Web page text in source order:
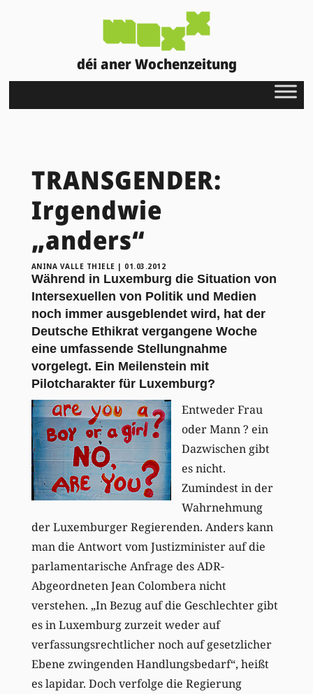
déi aner Wochenzeitung
TRANSGENDER:
Irgendwie
„anders“
ANINA VALLE THIELE | 01.03.2012
Während in Luxemburg die Situation von
Intersexuellen von Politik und Medien
noch immer ausgeblendet wird, hat der
Deutsche Ethikrat vergangene Woche
eine umfassende Stellungnahme
vorgelegt. Ein Meilenstein mit
Pilotcharakter für Luxemburg?
Entweder Frau
oder Mann ? ein
Dazwischen gibt
es nicht.
Zumindest in der
Wahrnehmung
der Luxemburger Regierenden. Anders kann
man die Antwort vom Justizminister auf die
parlamentarische Anfrage des ADR-
Abgeordneten Jean Colombera nicht
verstehen. „In Bezug auf die Geschlechter gibt
es in Luxemburg zurzeit weder auf
verfassungsrechtlicher noch auf gesetzlicher
Ebene zwingenden Handlungsbedarf“, heißt
es lapidar. Doch verfolge die Regierung